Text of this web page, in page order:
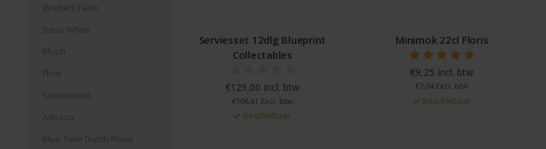
Wiebe's Farm
Basic White
Blush
Flow
Serviessets
Adesso
Blue Time Dutch Floral
Serviesset 12dlg Blueprint
Collectables
€129,00 Incl. btw
€106,61 Excl. btw
Beschikbaar
Minimok 22cl Floris
€9,25 Incl. btw
€7,64 Excl. btw
Beschikbaar